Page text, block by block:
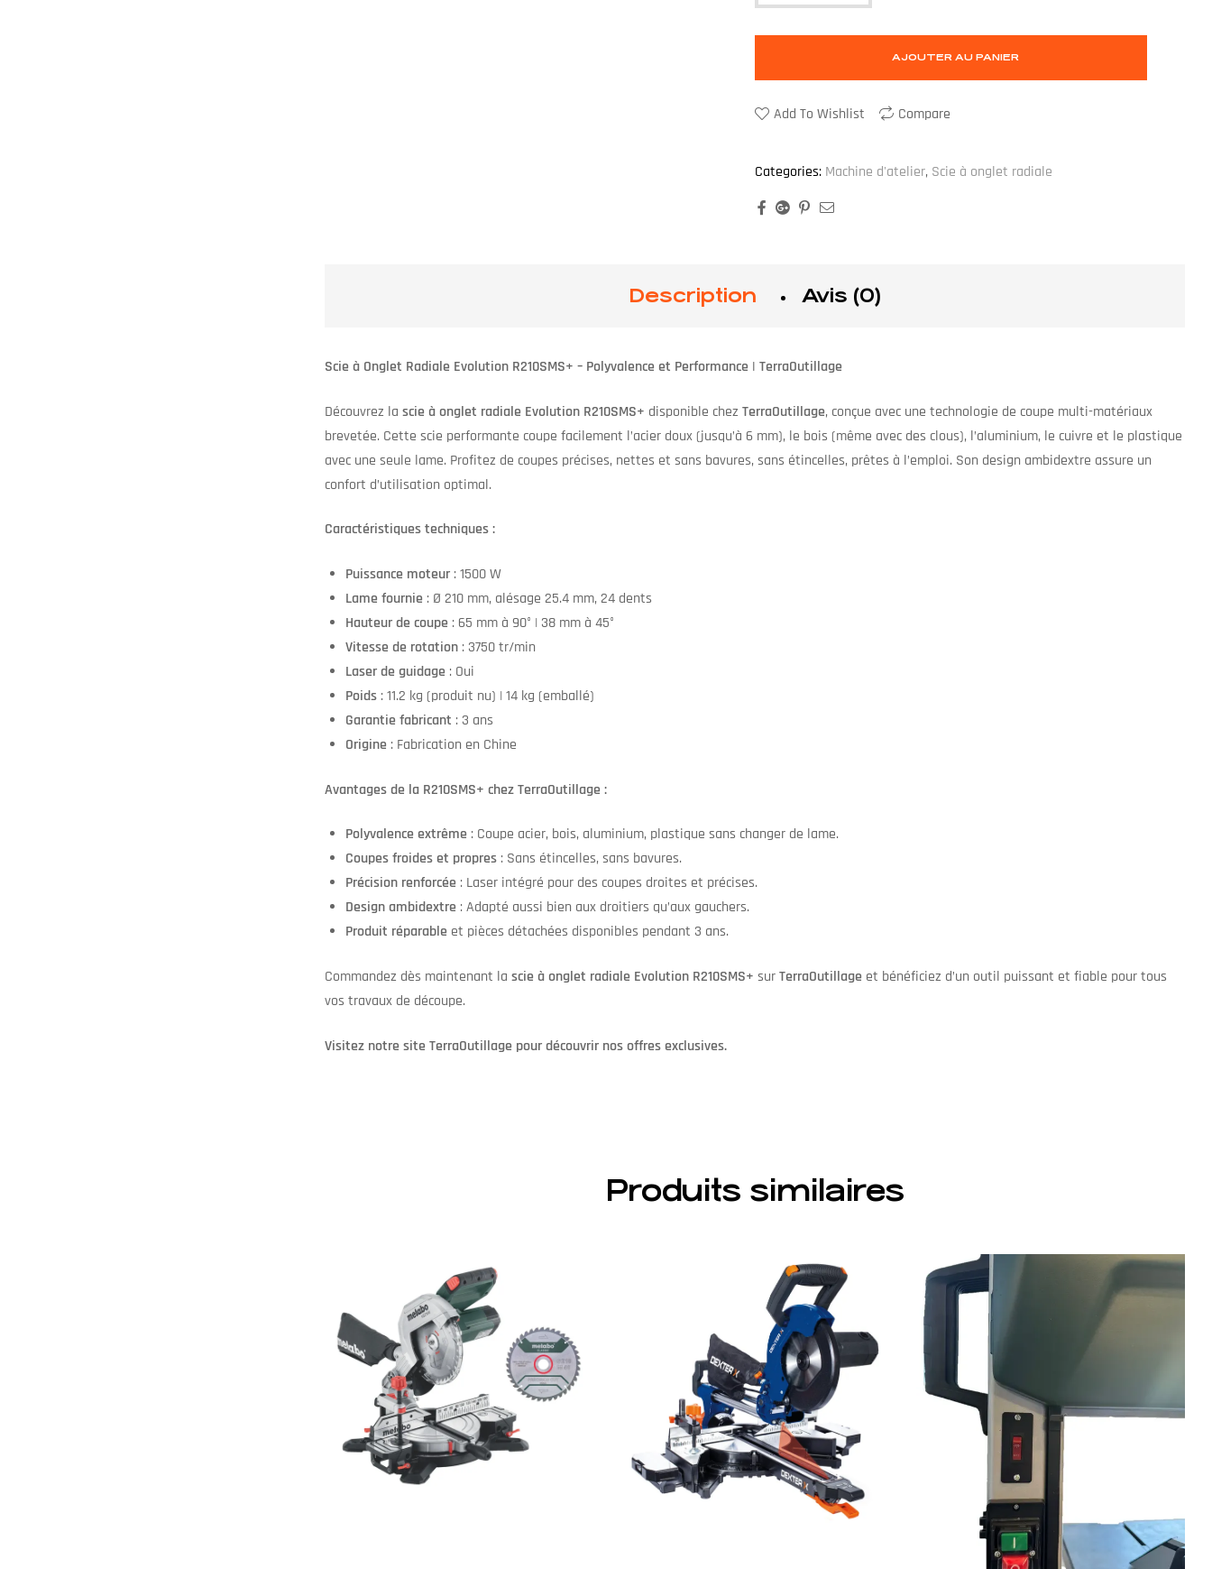
AJOUTER AU PANIER
Add To Wishlist Compare
Categories: Machine d'atelier, Scie à onglet radiale
Facebook
Google+Pinterest
Description Avis (0)
Scie à Onglet Radiale Evolution R210SMS+ – Polyvalence et Performance | TerraOutillage
Découvrez la scie à onglet radiale Evolution R210SMS+ disponible chez TerraOutillage, conçue avec une technologie de coupe multi-matériaux
brevetée. Cette scie performante coupe facilement l’acier doux (jusqu’à 6 mm), le bois (même avec des clous), l’aluminium, le cuivre et le plastique
avec une seule lame. Profitez de coupes précises, nettes et sans bavures, sans étincelles, prêtes à l’emploi. Son design ambidextre assure un
confort d’utilisation optimal.
Caractéristiques techniques :
Puissance moteur: 1500 W
Lame fournie : Ø 210 mm, alésage 25.4 mm, 24 dents
Hauteur de coupe : 65 mm à 90° | 38 mm à 45°
Vitesse de rotation: 3750 tr/min
Laser de guidage : Oui
Poids: 11.2 kg (produit nu) | 14 kg (emballé)
Garantie fabricant : 3 ans
Origine : Fabrication en Chine
Avantages de la R210SMS+ chez TerraOutillage :
Polyvalence extrême : Coupe acier, bois, aluminium, plastique sans changer de lame.
Coupes froides et propres: Sans étincelles, sans bavures.
Précision renforcée : Laser intégré pour des coupes droites et précises.
Design ambidextre : Adapté aussi bien aux droitiers qu’aux gauchers.
Produit réparable et pièces détachées disponibles pendant 3 ans.
Commandez dès maintenant la scie à onglet radiale Evolution R210SMS+ surTerraOutillage et bénéficiez d’un outil puissant et fiable pour tous
vos travaux de découpe.
Visitez notre site TerraOutillage pour découvrir nos offres exclusives.
Produits similaires